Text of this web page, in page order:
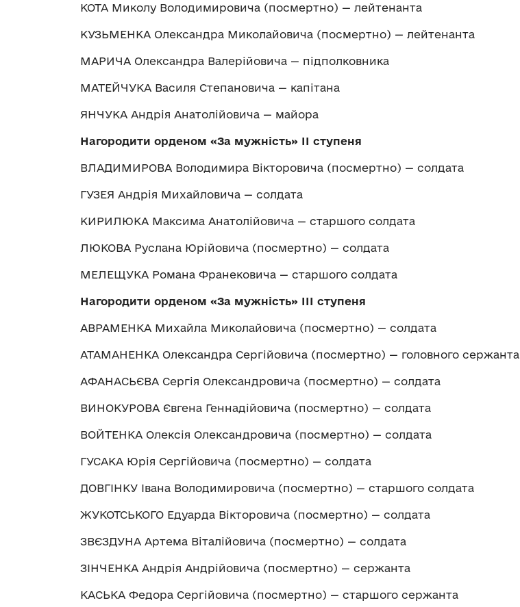
КОТА Миколу Володимировича (посмертно) — лейтенанта
КУЗЬМЕНКА Олександра Миколайовича (посмертно) — лейтенанта
МАРИЧА Олександра Валерійовича — підполковника
МАТЕЙЧУКА Василя Степановича — капітана
ЯНЧУКА Андрія Анатолійовича — майора
Нагородити орденом «За мужність» ІІ ступеня
ВЛАДИМИРОВА Володимира Вікторовича (посмертно) — солдата
ГУЗЕЯ Андрія Михайловича — солдата
КИРИЛЮКА Максима Анатолійовича — старшого солдата
ЛЮКОВА Руслана Юрійовича (посмертно) — солдата
МЕЛЕЩУКА Романа Франековича — старшого солдата
Нагородити орденом «За мужність» ІІІ ступеня
АВРАМЕНКА Михайла Миколайовича (посмертно) — солдата
АТАМАНЕНКА Олександра Сергійовича (посмертно) — головного сержанта
АФАНАСЬЄВА Сергія Олександровича (посмертно) — солдата
ВИНОКУРОВА Євгена Геннадійовича (посмертно) — солдата
ВОЙТЕНКА Олексія Олександровича (посмертно) — солдата
ГУСАКА Юрія Сергійовича (посмертно) — солдата
ДОВГІНКУ Івана Володимировича (посмертно) — старшого солдата
ЖУКОТСЬКОГО Едуарда Вікторовича (посмертно) — солдата
ЗВЄЗДУНА Артема Віталійовича (посмертно) — солдата
ЗІНЧЕНКА Андрія Андрійовича (посмертно) — сержанта
КАСЬКА Федора Сергійовича (посмертно) — старшого сержанта